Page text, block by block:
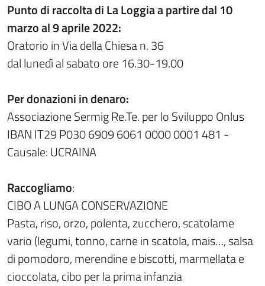
Punto di raccolta di La Loggia a partire dal 10
marzo al 9 aprile 2022:
Oratorio in Via della Chiesa n. 36
dal lunedì al sabato ore 16.30-19.00
Per donazioni in denaro:
Associazione Sermig Re.Te. per lo Sviluppo Onlus
IBAN IT29 P030 6909 6061 0000 0001 481 -
Causale: UCRAINA
Raccogliamo:
CIBO A LUNGA CONSERVAZIONE
Pasta, riso, orzo, polenta, zucchero, scatolame
vario (legumi, tonno, carne in scatola, mais…, salsa
di pomodoro, merendine e biscotti, marmellata e
cioccolata, cibo per la prima infanzia